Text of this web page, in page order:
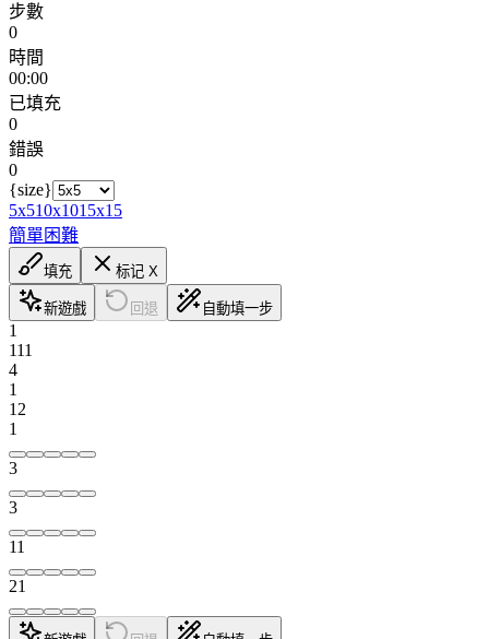
步數
0
時間
00:00
已填充
0
錯誤
0
{size}
5x510x1015x15
簡單困難
填充 标记 X
新遊戲 回退 自動填一步
1
111
4
1
1 2
1
3
3
11
21